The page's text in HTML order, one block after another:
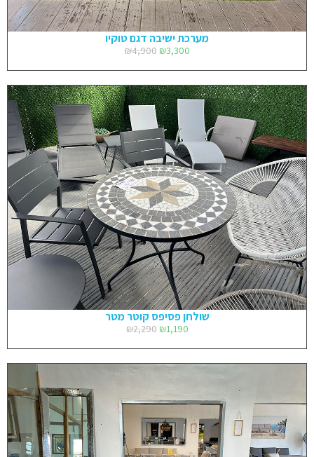
מערכת ישיבה דגם טוקיו
₪4,900 ₪3,300
שולחן פסיפס קוטר מטר
₪2,290 ₪1,190